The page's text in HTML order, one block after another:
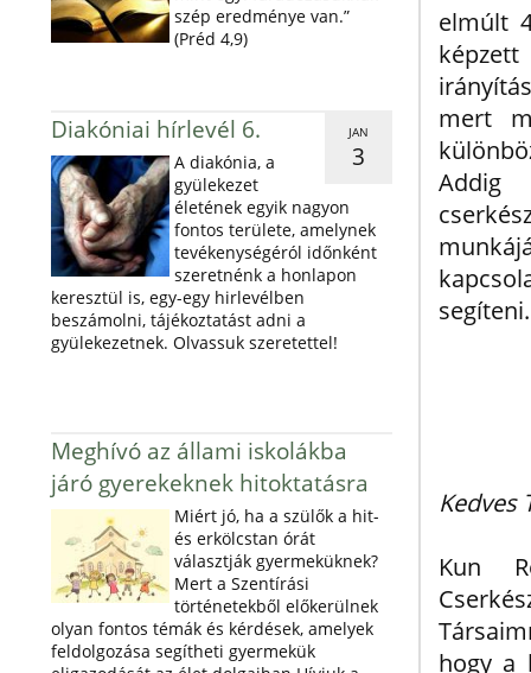
szép eredménye van.”
(Préd 4,9)
JAN
3
Diakóniai hírlevél 6.
A diakónia, a
gyülekezet
életének egyik nagyon
fontos területe, amelynek
tevékenységéról időnként
szeretnénk a honlapon
keresztül is, egy-egy hirlevélben
beszámolni, tájékoztatást adni a
gyülekezetnek. Olvassuk szeretettel!
Meghívó az állami iskolákba
járó gyerekeknek hitoktatásra
Miért jó, ha a szülők a hit-
és erkölcstan órát
választják gyermeküknek?
Mert a Szentírási
történetekből előkerülnek
olyan fontos témák és kérdések, amelyek
feldolgozása segítheti gyermekük
elmúlt
képzett
mert
segíteni.
Kedves
Kun
hogy a